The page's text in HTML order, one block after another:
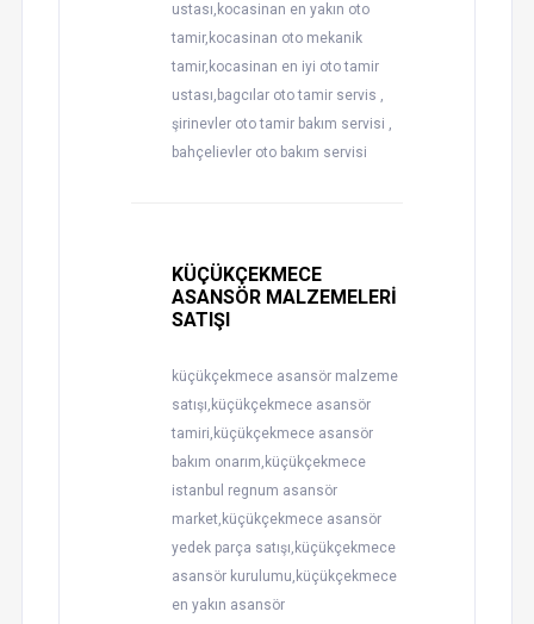
ustası,kocasinan en yakın oto
tamir,kocasinan oto mekanik
tamir,kocasinan en iyi oto tamir
ustası,bagcılar oto tamir servis ,
şirinevler oto tamir bakım servisi ,
bahçelievler oto bakım servisi
KÜÇÜKÇEKMECE
ASANSÖR MALZEMELERİ
SATIŞI
küçükçekmece asansör malzeme
satışı,küçükçekmece asansör
tamiri,küçükçekmece asansör
bakım onarım,küçükçekmece
istanbul regnum asansör
market,küçükçekmece asansör
yedek parça satışı,küçükçekmece
asansör kurulumu,küçükçekmece
en yakın asansör